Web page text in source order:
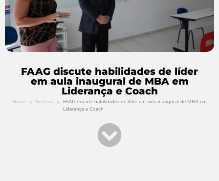
FAAG discute habilidades de líder
em aula inaugural de MBA em
Liderança e Coach
Home Notícias
FAAG discute habilidades de líder em aula inaugural de MBA em
Liderança e Coach